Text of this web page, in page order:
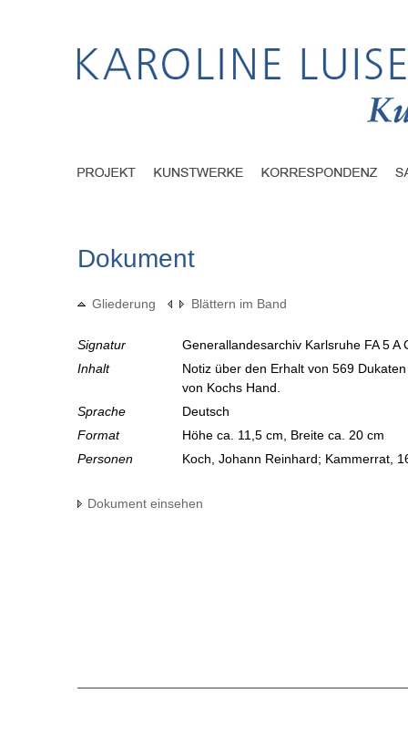
Dokument
Gliederung Blättern im Band
Signatur
Generallandesarchiv Karlsruhe FA 5 A
Inhalt
Notiz über den Erhalt von 569
von Kochs Hand.
Sprache
Deutsch
Format
Höhe ca. 11,5 cm, Breite ca. 20 cm
Personen
Koch, Johann Reinhard; Kammerrat,
Dokument einsehen